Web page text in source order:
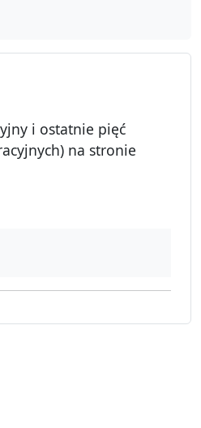
i ostatnie pięć
na stronie